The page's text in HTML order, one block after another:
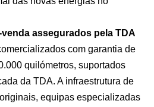
assegurados pela TDA
com garantia de
quilómetros, suportados
da TDA. A infraestrutura de
equipas especializadas